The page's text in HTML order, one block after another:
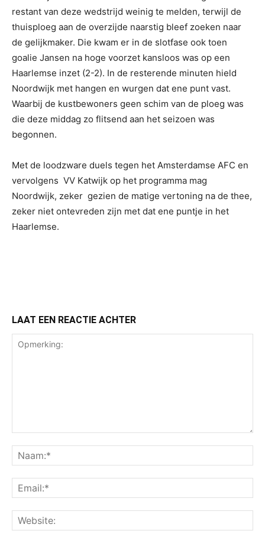
restant van deze wedstrijd weinig te melden, terwijl de
thuisploeg aan de overzijde naarstig bleef zoeken naar
de gelijkmaker. Die kwam er in de slotfase ook toen
goalie Jansen na hoge voorzet kansloos was op een
Haarlemse inzet (2-2). In de resterende minuten hield
Noordwijk met hangen en wurgen dat ene punt vast.
Waarbij de kustbewoners geen schim van de ploeg was
die deze middag zo flitsend aan het seizoen was
begonnen.
Met de loodzware duels tegen het Amsterdamse AFC en
vervolgens VV Katwijk op het programma mag
Noordwijk, zeker gezien de matige vertoning na de thee,
zeker niet ontevreden zijn met dat ene puntje in het
Haarlemse.
LAAT EEN REACTIE ACHTER